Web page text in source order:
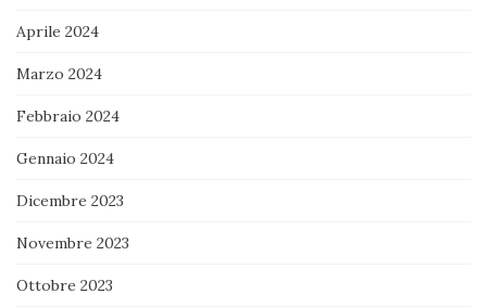
Aprile 2024
Marzo 2024
Febbraio 2024
Gennaio 2024
Dicembre 2023
Novembre 2023
Ottobre 2023